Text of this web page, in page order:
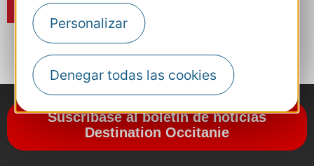
Personalizar
Denegar todas las cookies
RESERVA
‹
Suscríbase al boletín de noticias
Destination Occitanie